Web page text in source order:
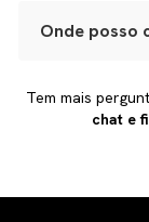
prazo de 7
reversa,
transparência.
Onde posso
oficial.
com materiais
Tem mais
chat e